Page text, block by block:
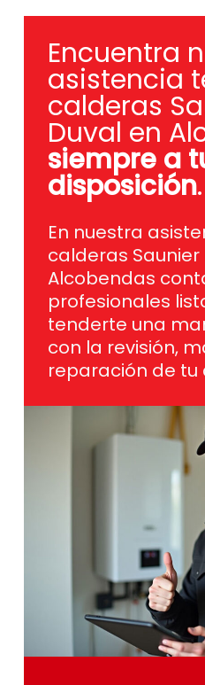
Encuentra
asistencia
calderas
Duval en
siempre a
disposición.
En nuestra
calderas Saunier
Alcobendas
profesionales
tenderte una
con la revisión,
reparación de